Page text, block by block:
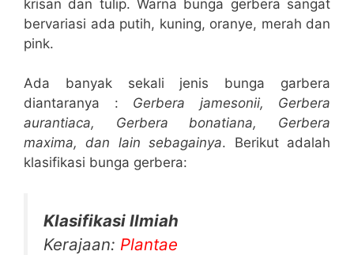
krisan dan tulip. Warna bunga gerbera sangat
bervariasi ada putih, kuning, oranye, merah dan
pink.
Ada banyak sekali jenis bunga garbera
diantaranya : Gerbera jamesonii, Gerbera
aurantiaca, Gerbera bonatiana, Gerbera
maxima, dan lain sebagainya. Berikut adalah
klasifikasi bunga gerbera:
Klasifikasi Ilmiah
Kerajaan: Plantae